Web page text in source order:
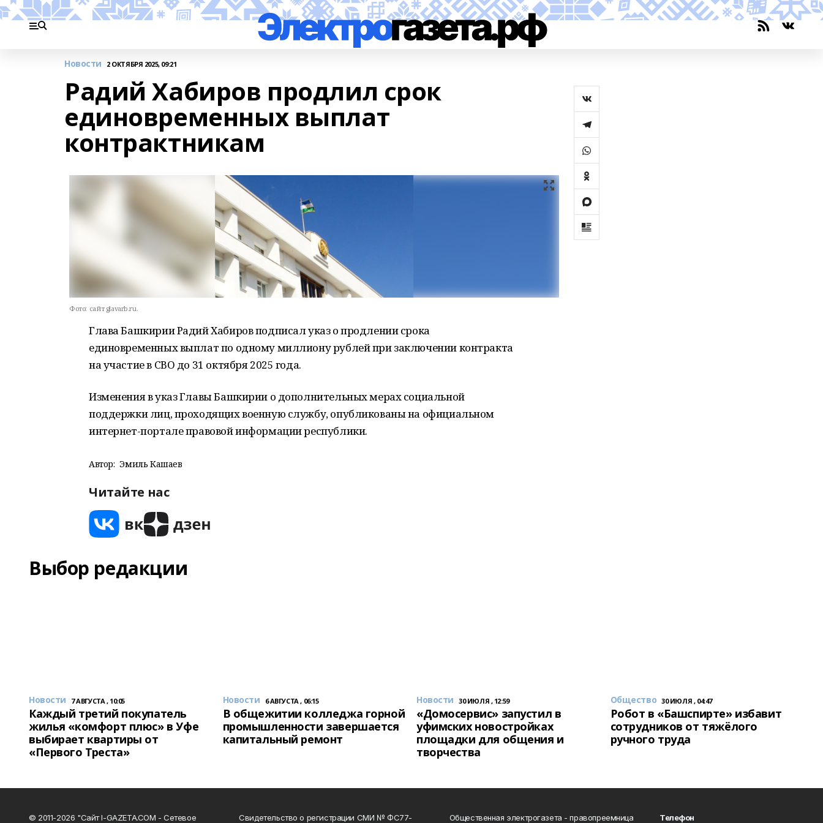
Новости 2 ОКТЯБРЯ 2025, 09:21
Радий Хабиров продлил срок
единовременных выплат
контрактникам
Фото: сайт glavarb.ru.
Глава Башкирии Радий Хабиров подписал указ о продлении срока
единовременных выплат по одному миллиону рублей при заключении контракта
на участие в СВО до 31 октября 2025 года.
Изменения в указ Главы Башкирии о дополнительных мерах социальной
поддержки лиц, проходящих военную службу, опубликованы на официальном
интернет-портале правовой информации республики.
Автор: Эмиль Кашаев
Читайте нас
Выбор редакции
Новости 7 АВГУСТА , 10:05
Каждый третий покупатель
жилья «комфорт плюс» в Уфе
выбирает квартиры от
«Первого Треста»
Новости 6 АВГУСТА , 06:15
В общежитии колледжа горной
промышленности завершается
капитальный ремонт
Новости 30 ИЮЛЯ , 12:59
«Домосервис» запустил в
уфимских новостройках
площадки для общения и
творчества
Общество 30 ИЮЛЯ , 04:47
Робот в «Башспирте» избавит
сотрудников от тяжёлого
ручного труда
© 2011-2026 "Сайт I-GAZETA.COM - Сетевое Свидетельство о регистрации СМИ № ФС77- Общественная электрогазета - правопреемница Телефон